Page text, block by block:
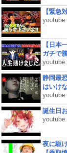
【緊急
【日本
ガチで
静岡最
はいけ
誕生日
夜に駆